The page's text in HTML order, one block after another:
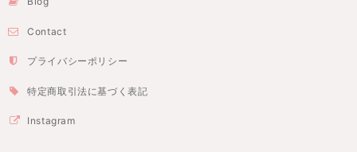
Contact
プライバシーポリシー
特定商取引法に基づく表記
Instagram